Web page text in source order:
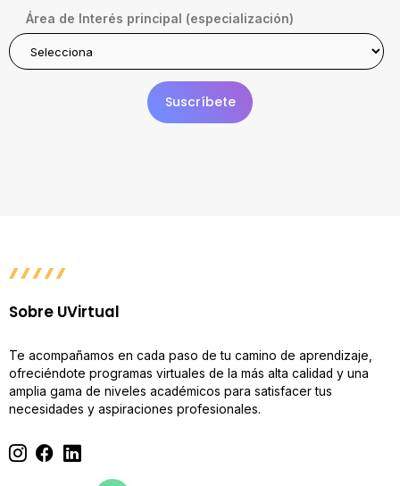
Área de Interés principal (especialización)
Sobre UVirtual
Te acompañamos en cada paso de tu camino de aprendizaje,
ofreciéndote programas virtuales de la más alta calidad y una
amplia gama de niveles académicos para satisfacer tus
necesidades y aspiraciones profesionales.